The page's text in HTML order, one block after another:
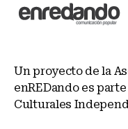
Un proyecto de la
enREDando es
Culturales